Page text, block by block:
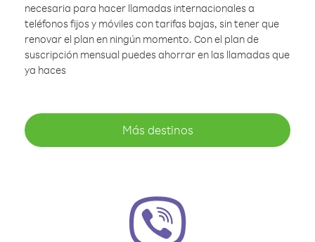
necesaria para hacer llamadas internacionales a
teléfonos fijos y móviles con tarifas bajas, sin tener que
renovar el plan en ningún momento. Con el plan de
suscripción mensual puedes ahorrar en las llamadas que
ya haces
Más destinos